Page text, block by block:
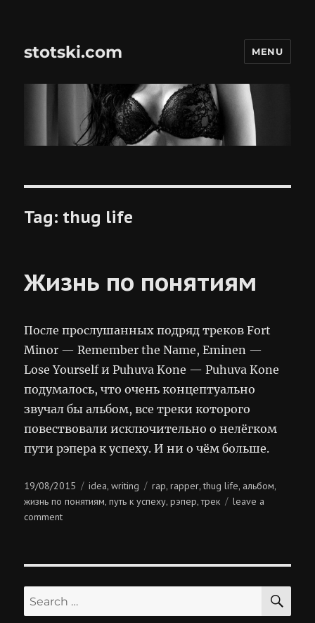
stotski.com MENU
Tag: thug life
Жизнь по понятиям
После прослушанных подряд треков Fort
Minor — Remember the Name, Eminen —
Lose Yourself и Puhuva Kone — Puhuva Kone
подумалось, что очень концептуально
звучал бы альбом, все треки которого
повествовали исключительно о нелёгком
пути рэпера к успеху. И ни о чём больше.
Posted
on
19/08/2015 Categories
idea,writing Tags
rap,rapper,thug life, альбом,
жизнь по понятиям,путь к успеху,рэпер,трек
leave a
commenton
понятиям
Search
for: